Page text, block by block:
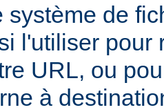
système de
l'utiliser pour
URL, ou
à